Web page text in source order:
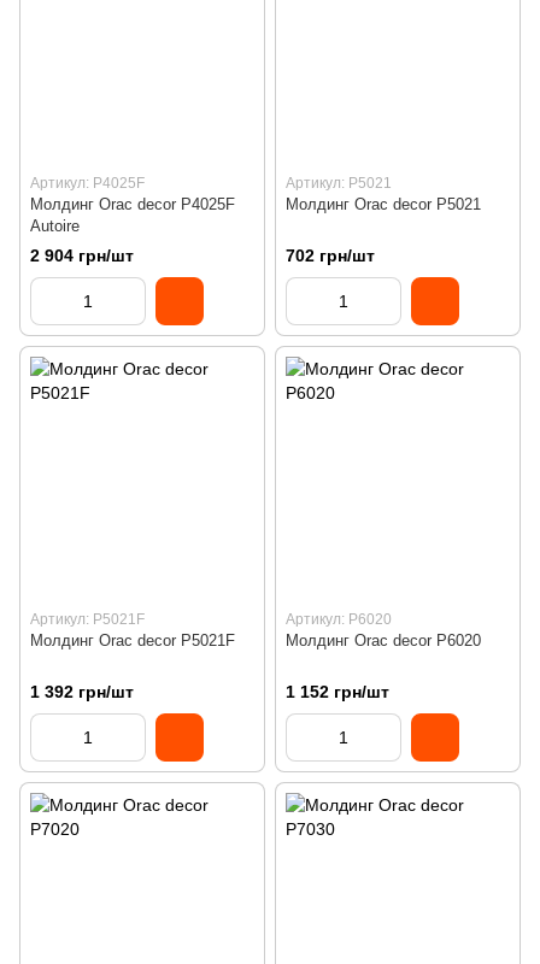
Артикул: P4025F
Молдинг Orac decor P4025F
Autoire
2 904 грн/шт
Артикул: P5021
Молдинг Orac decor P5021
702 грн/шт
Артикул: P5021F
Молдинг Orac decor P5021F
1 392 грн/шт
Артикул: P6020
Молдинг Orac decor P6020
1 152 грн/шт